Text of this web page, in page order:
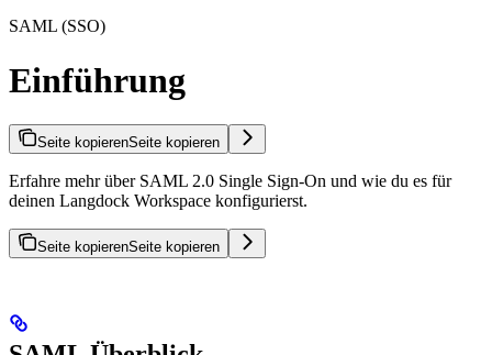
SAML (SSO)
Einführung
Seite kopierenSeite kopieren
Erfahre mehr über SAML 2.0 Single Sign-On und wie du es für
deinen Langdock Workspace konfigurierst.
Seite kopierenSeite kopieren